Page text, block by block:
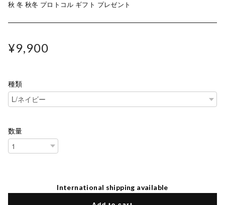
秋 冬 秋冬 プロトコル ギフト プレゼント
¥9,900
種類
数量
International shipping available